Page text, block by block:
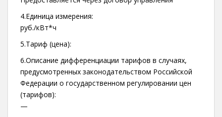
4.Единица измерения:
руб./кВт*ч
5.Тариф (цена):
6.Описание дифференциации тарифов в случаях,
предусмотренных законодательством Российской
Федерации о государственном регулировании цен
(тарифов):
—